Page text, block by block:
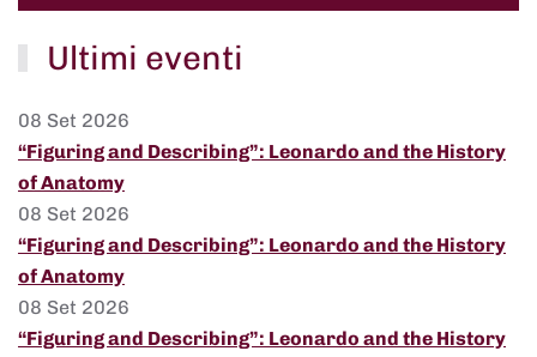
Ultimi eventi
08 Set 2026
“Figuring and Describing”: Leonardo and the History
of Anatomy
08 Set 2026
“Figuring and Describing”: Leonardo and the History
of Anatomy
08 Set 2026
“Figuring and Describing”: Leonardo and the History